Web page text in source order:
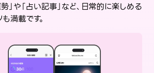
」や「占い記事」など、日常的に楽しめる
満載です。